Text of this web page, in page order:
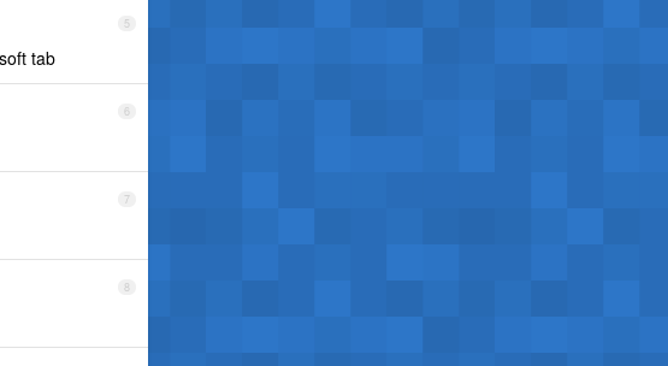
5
tab
6
7
8